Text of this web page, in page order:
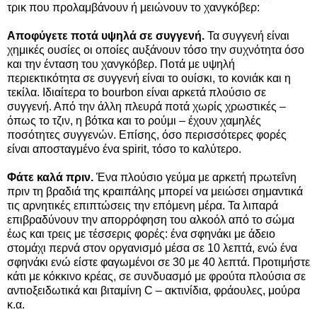
τρικ που προλαμβάνουν ή μειώνουν το χανγκόβερ:
Αποφύγετε ποτά υψηλά σε συγγενή. Τα συγγενή είναι
χημικές ουσίες οι οποίες αυξάνουν τόσο την συχνότητα όσο
και την ένταση του χανγκόβερ. Ποτά με υψηλή
περιεκτικότητα σε συγγενή είναι το ουίσκι, το κονιάκ και η
τεκίλα. Ιδιαίτερα το bourbon είναι αρκετά πλούσιο σε
συγγενή. Από την άλλη πλευρά ποτά χωρίς χρωστικές –
όπως το τζιν, η βότκα και το ρούμι – έχουν χαμηλές
ποσότητες συγγενών. Επίσης, όσο περισσότερες φορές
είναι αποσταγμένο ένα spirit, τόσο το καλύτερο.
Φάτε καλά πριν. Ένα πλούσιο γεύμα με αρκετή πρωτεΐνη
πριν τη βραδιά της κραιπάλης μπορεί να μειώσει σημαντικά
τις αρνητικές επιπτώσεις την επόμενη μέρα. Τα λιπαρά
επιβραδύνουν την απορρόφηση του αλκοόλ από το σώμα
έως και τρεις με τέσσερις φορές: ένα σφηνάκι με άδειο
στομάχι περνά στον οργανισμό μέσα σε 10 λεπτά, ενώ ένα
σφηνάκι ενώ είστε φαγωμένοι σε 30 με 40 λεπτά. Προτιμήστε
κάτι με κόκκινο κρέας, σε συνδυασμό με φρούτα πλούσια σε
αντιοξειδωτικά και βιταμίνη C – ακτινίδια, φράουλες, μούρα
κ.α.